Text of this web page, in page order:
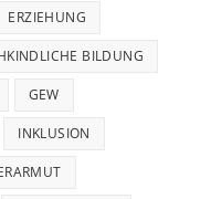
ERZIEHUNG
BILDUNG
GEW
INKLUSION